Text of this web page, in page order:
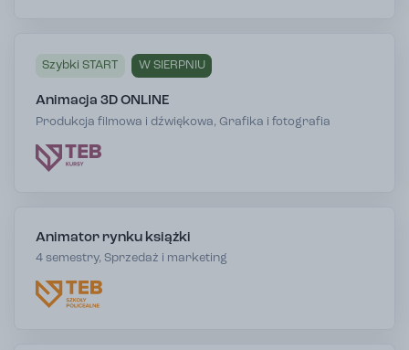
Szybki START W SIERPNIU
Animacja 3D ONLINE
Produkcja filmowa i dźwiękowa, Grafika i fotografia
Animator rynku książki
4 semestry, Sprzedaż i marketing